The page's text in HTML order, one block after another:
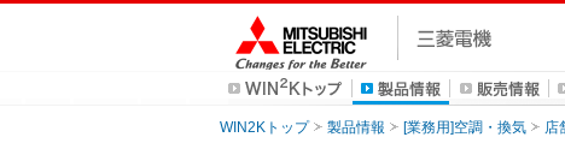
WIN2Kトップ 製品情報 [業務用]空調・換気 店